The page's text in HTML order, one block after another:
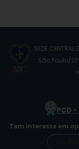
SEDE
São Paulo/SP
PCD
Tem interesse em